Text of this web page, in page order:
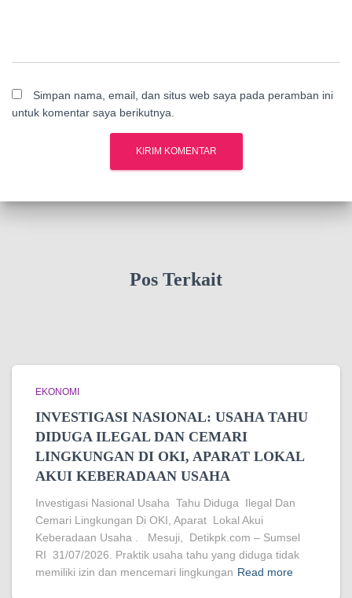
Simpan nama, email, dan situs web saya pada peramban ini
untuk komentar saya berikutnya.
Pos Terkait
EKONOMI
INVESTIGASI NASIONAL: USAHA TAHU
DIDUGA ILEGAL DAN CEMARI
LINGKUNGAN DI OKI, APARAT LOKAL
AKUI KEBERADAAN USAHA
Investigasi Nasional Usaha Tahu Diduga Ilegal Dan
Cemari Lingkungan Di OKI, Aparat Lokal Akui
Keberadaan Usaha . Mesuji, Detikpk.com – Sumsel
RI 31/07/2026. Praktik usaha tahu yang diduga tidak
memiliki izin dan mencemari lingkungan Read more